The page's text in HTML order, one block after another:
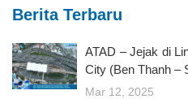
Berita Terbaru
ATAD – Jejak di
City (Ben Thanh –
Mar 12, 2025